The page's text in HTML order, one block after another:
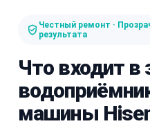
Честный ремонт ·
результата
Что входит в
машины